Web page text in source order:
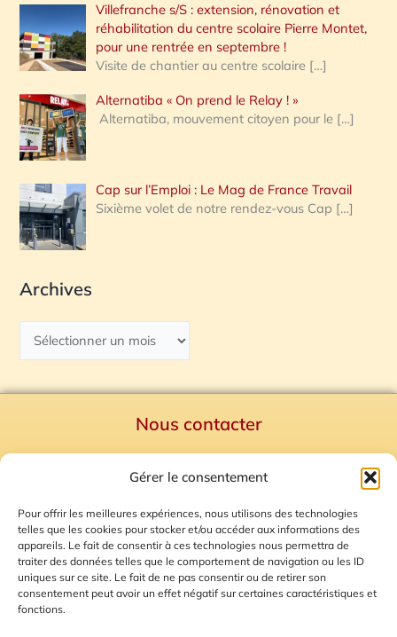
Gérer le consentement
Pour offrir les meilleures expériences, nous utilisons des technologies
telles que les cookies pour stocker et/ou accéder aux informations des
appareils. Le fait de consentir à ces technologies nous permettra de
traiter des données telles que le comportement de navigation ou les ID
uniques sur ce site. Le fait de ne pas consentir ou de retirer son
consentement peut avoir un effet négatif sur certaines caractéristiques et
fonctions.
Villefranche s/S : extension, rénovation et
réhabilitation du centre scolaire Pierre Montet,
pour une rentrée en septembre !
Visite de chantier au centre scolaire […]
Alternatiba « On prend le Relay ! »
Alternatiba, mouvement citoyen pour le […]
Cap sur l’Emploi : Le Mag de France Travail
Sixième volet de notre rendez-vous Cap […]
Archives
Nous contacter
Mentions Légales
Plan du site
Gestion des Cookies